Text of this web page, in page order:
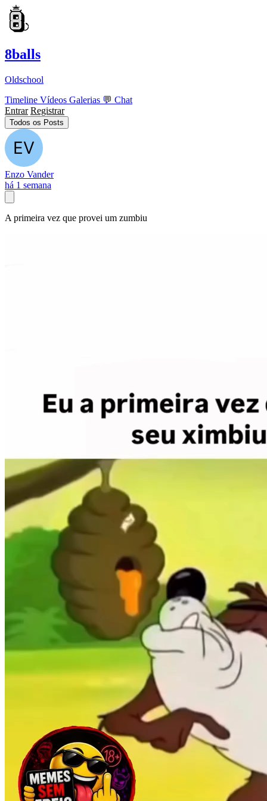
8balls
Oldschool
Timeline Vídeos Galerias 💬 Chat
Entrar Registrar
Todos os Posts
Enzo Vander
há 1 semana
A primeira vez que provei um zumbiu